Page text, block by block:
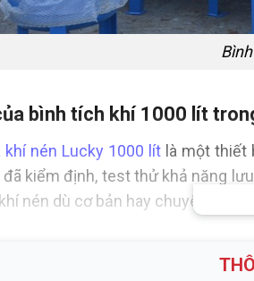
bình tích khí 1000 lít
khí nén Lucky 1000 lítlà một thiết
kiểm định, test thử khả năng
nén dù cơ bản hay chuyên
tình trạng bị tụt áp ảnh hưởng tới